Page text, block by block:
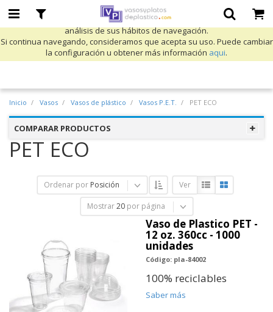
Utilizamos cookies propias y de terceros para mejorar nuestros servicios
y mostrarle publicidad relacionada con sus preferencias mediante el
análisis de sus hábitos de navegación.
Si continua navegando, consideramos que acepta su uso. Puede cambiar
la configuración u obtener más información aqui.
Inicio Vasos Vasos de plástico Vasos P.E.T. PET ECO
COMPARAR PRODUCTOS
PET ECO
Ordenar por Posición Ver
Mostrar 20 por página
Vaso de Plastico PET -
12 oz. 360cc - 1000
unidades
Código: pla-84002
100% reciclables
Saber más